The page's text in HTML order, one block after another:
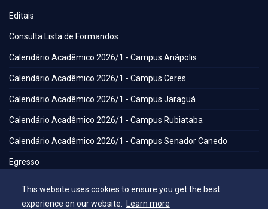
This website uses cookies to ensure you get the best
experience on our website. Learn more
Editais
Consulta Lista de Formandos
Calendário Acadêmico 2026/1 - Campus Anápolis
Calendário Acadêmico 2026/1 - Campus Ceres
Calendário Acadêmico 2026/1 - Campus Jaraguá
Calendário Acadêmico 2026/1 - Campus Rubiataba
Calendário Acadêmico 2026/1 - Campus Senador Canedo
Egresso
Estatuto